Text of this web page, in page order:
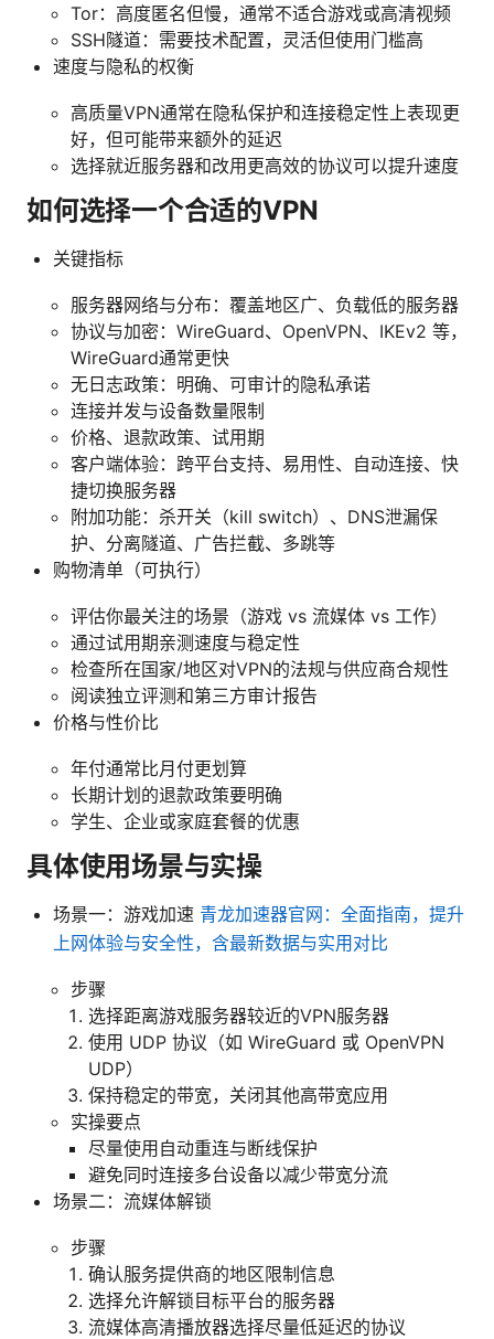
Tor：高度匿名但慢，通常不适合游戏或高清视频
SSH隧道：需要技术配置，灵活但使用门槛高
速度与隐私的权衡
高质量VPN通常在隐私保护和连接稳定性上表现更
好，但可能带来额外的延迟
选择就近服务器和改用更高效的协议可以提升速度
如何选择一个合适的VPN
关键指标
服务器网络与分布：覆盖地区广、负载低的服务器
协议与加密：WireGuard、OpenVPN、IKEv2 等，
WireGuard通常更快
无日志政策：明确、可审计的隐私承诺
连接并发与设备数量限制
价格、退款政策、试用期
客户端体验：跨平台支持、易用性、自动连接、快
捷切换服务器
附加功能：杀开关（kill switch）、DNS泄漏保
护、分离隧道、广告拦截、多跳等
购物清单（可执行）
评估你最关注的场景（游戏 vs 流媒体 vs 工作）
通过试用期亲测速度与稳定性
检查所在国家/地区对VPN的法规与供应商合规性
阅读独立评测和第三方审计报告
价格与性价比
年付通常比月付更划算
长期计划的退款政策要明确
学生、企业或家庭套餐的优惠
具体使用场景与实操
场景一：游戏加速 青龙加速器官网：全面指南，提升
上网体验与安全性，含最新数据与实用对比
步骤
选择距离游戏服务器较近的VPN服务器
使用 UDP 协议（如 WireGuard 或 OpenVPN
UDP）
保持稳定的带宽，关闭其他高带宽应用
实操要点
尽量使用自动重连与断线保护
避免同时连接多台设备以减少带宽分流
场景二：流媒体解锁
步骤
确认服务提供商的地区限制信息
选择允许解锁目标平台的服务器
流媒体高清播放器选择尽量低延迟的协议